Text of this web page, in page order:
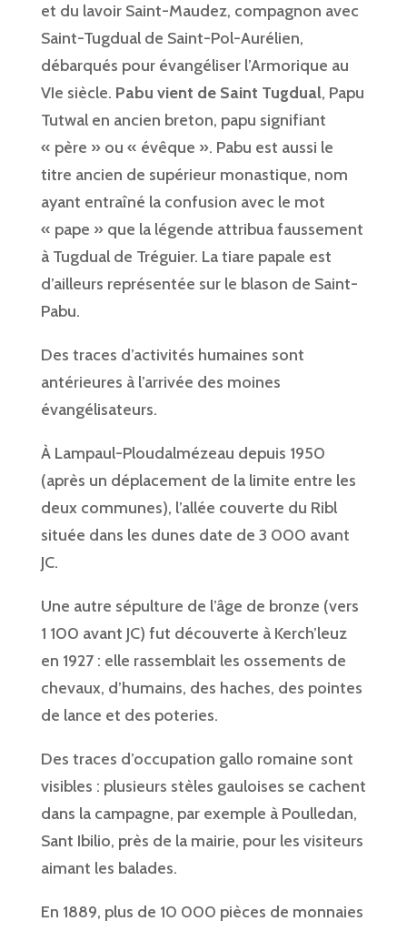
et du lavoir Saint-Maudez, compagnon avec
Saint-Tugdual de Saint-Pol-Aurélien,
débarqués pour évangéliser l’Armorique au
VIe siècle. Pabu vient de Saint Tugdual, Papu
Tutwal en ancien breton, papu signifiant
« père » ou « évêque ». Pabu est aussi le
titre ancien de supérieur monastique, nom
ayant entraîné la confusion avec le mot
« pape » que la légende attribua faussement
à Tugdual de Tréguier. La tiare papale est
d’ailleurs représentée sur le blason de Saint-
Pabu.
Des traces d’activités humaines sont
antérieures à l’arrivée des moines
évangélisateurs.
À Lampaul-Ploudalmézeau depuis 1950
(après un déplacement de la limite entre les
deux communes), l’allée couverte du Ribl
située dans les dunes date de 3 000 avant
JC.
Une autre sépulture de l’âge de bronze (vers
1 100 avant JC) fut découverte à Kerch’leuz
en 1927 : elle rassemblait les ossements de
chevaux, d’humains, des haches, des pointes
de lance et des poteries.
Des traces d’occupation gallo romaine sont
visibles : plusieurs stèles gauloises se cachent
dans la campagne, par exemple à Poulledan,
Sant Ibilio, près de la mairie, pour les visiteurs
aimant les balades.
En 1889, plus de 10 000 pièces de monnaies